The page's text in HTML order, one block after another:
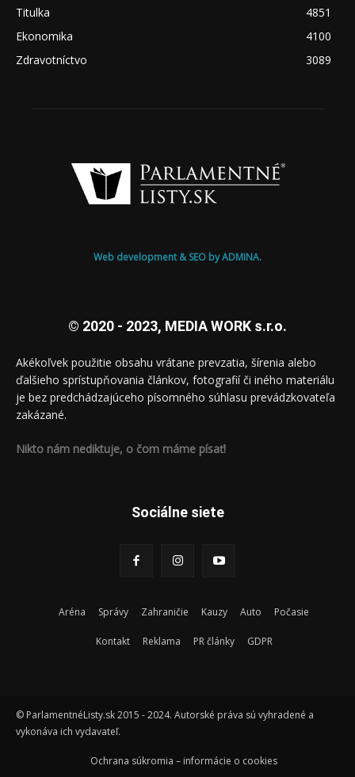
Titulka
4851
Ekonomika
4100
Zdravotníctvo
3089
Web development & SEO by ADMINA.
© 2020 - 2023, MEDIA WORK s.r.o.
Akékoľvek použitie obsahu vrátane prevzatia, šírenia alebo
ďalšieho sprístupňovania článkov, fotografií či iného materiálu
je bez predchádzajúceho písomného súhlasu prevádzkovateľa
zakázané.
Nikto nám nediktuje, o čom máme písať!
Sociálne siete
Aréna Správy Zahraničie Kauzy Auto Počasie
Kontakt Reklama PR články GDPR
© ParlamentnéListy.sk 2015 - 2024. Autorské práva sú vyhradené a
vykonáva ich vydavateľ.
Ochrana súkromia – informácie o cookies